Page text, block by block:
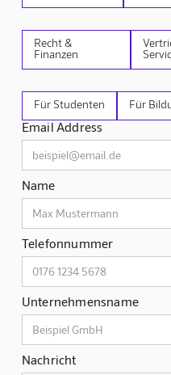
Recht &
Finanzen
Für Studenten Für
Email Address
Name
Telefonnummer
Unternehmensname
Nachricht